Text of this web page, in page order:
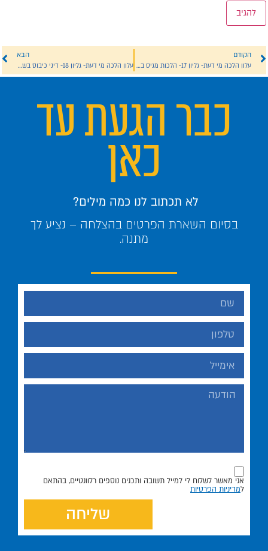
הקודם
עלון הלכה מי דעת- גליון 17- הלכות מגיס בשבת וכיבוס הבגדים בשבת
הבא
עלון הלכה מי דעת- גליון 18- דיני כיבוס בשבת
כבר הגעת עד
כאן
לא תכתוב לנו כמה מילים?
בסיום השארת הפרטים בהצלחה – נציע לך
מתנה.
אני מאשר לשלוח לי למייל תשובה ותכנים נוספים רלוונטיים, בהתאם
למדיניות הפרטיות
שליחה